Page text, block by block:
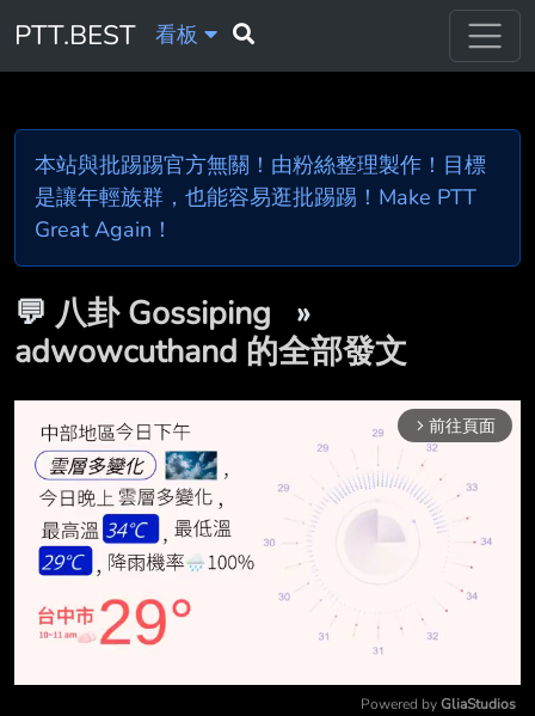
PTT.BEST 看板
本站與批踢踢官方無關！由粉絲整理製作！目標
是讓年輕族群，也能容易逛批踢踢！Make PTT
Great Again！
💬 八卦 Gossiping
»
adwowcuthand 的全部發文
arrow_forward_ios 前往頁面
Powered by GliaStudios